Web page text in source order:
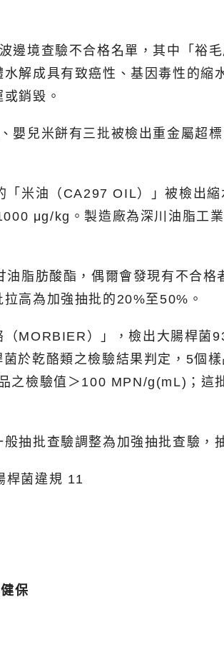
邊境查驗不合格名單，其中「裕
解成具有致癌性、基因毒性的縮
銷毀。
嬰兒米餅有三批被檢出重金屬超
米油（CA297 OIL）」被檢出
μg/kg。製造廠為深川油脂工
脂肪酸酯，偶爾會發現有不合
高為加強抽批的20%至50%。
MORBIER）」，檢出大腸桿
於乾酪類之檢驗結果判定，5個
檢驗值＞100 MPN/g(mL)；這
抽批查驗調整為加強抽批查驗，
保